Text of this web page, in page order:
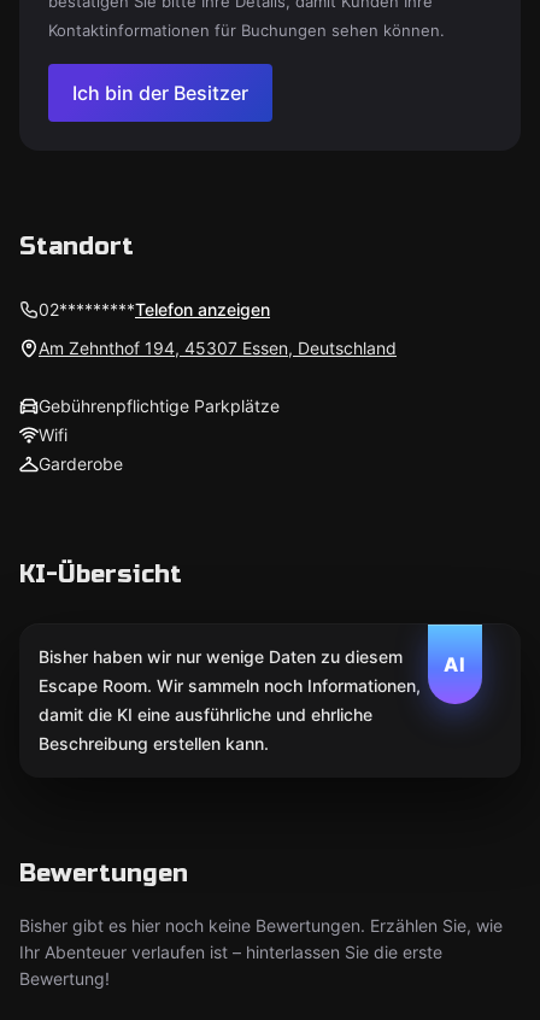
Kontaktinformationen für Buchungen sehen können.
Ich bin der Besitzer
Standort
02*********Telefon anzeigen
Am Zehnthof 194, 45307 Essen, Deutschland
Gebührenpflichtige Parkplätze
Wifi
Garderobe
KI-Übersicht
AI
Bisher haben wir nur wenige Daten zu diesem
Escape Room. Wir sammeln noch Informationen,
damit die KI eine ausführliche und ehrliche
Beschreibung erstellen kann.
Bewertungen
Bisher gibt es hier noch keine Bewertungen. Erzählen Sie, wie
Ihr Abenteuer verlaufen ist – hinterlassen Sie die erste
Bewertung!